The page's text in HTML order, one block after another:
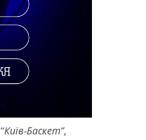
“Київ-Баскет”,